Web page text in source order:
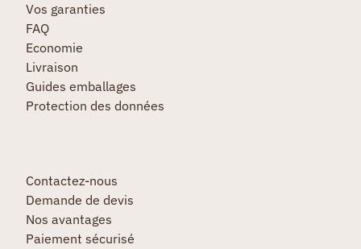
Vos garanties
FAQ
Economie
Livraison
Guides emballages
Protection des données
Contactez-nous
Demande de devis
Nos avantages
Paiement sécurisé